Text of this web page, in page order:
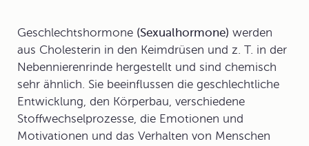
Geschlechtshormone (Sexualhormone) werden
aus Cholesterin in den Keimdrüsen und z. T. in der
Nebennierenrinde hergestellt und sind chemisch
sehr ähnlich. Sie beeinflussen die geschlechtliche
Entwicklung, den Körperbau, verschiedene
Stoffwechselprozesse, die Emotionen und
Motivationen und das Verhalten von Menschen